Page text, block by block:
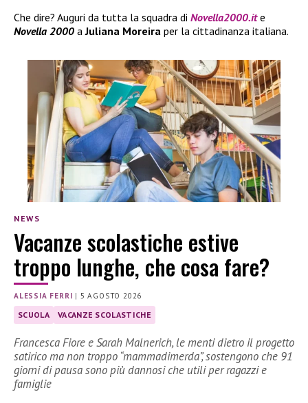
Che dire? Auguri da tutta la squadra di Novella2000.ite
Novella 2000 aJuliana Moreira per la cittadinanza italiana.
NEWS
Vacanze scolastiche estive
troppo lunghe, che cosa fare?
ALESSIA FERRI | 5 AGOSTO 2026
SCUOLA VACANZE SCOLASTICHE
Francesca Fiore e Sarah Malnerich, le menti dietro il progetto
satirico ma non troppo “mammadimerda”, sostengono che 91
giorni di pausa sono più dannosi che utili per ragazzi e
famiglie